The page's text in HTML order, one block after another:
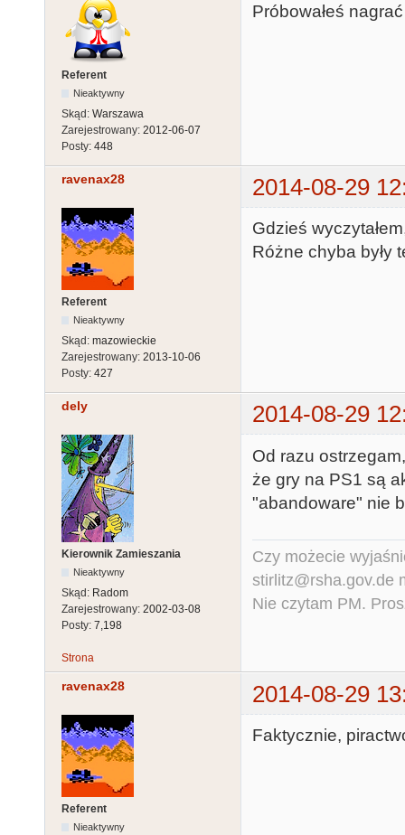
Referent
Nieaktywny
Skąd: Warszawa
Zarejestrowany: 2012-06-07
Posty: 448
Próbowałeś
ravenax28 2014-08-29
Referent
Nieaktywny
Skąd: mazowieckie
Zarejestrowany: 2013-10-06
Posty: 427
Gdzieś
Różne chyba były
dely 2014-08-29
Kierownik Zamieszania
Nieaktywny
Skąd: Radom
Zarejestrowany: 2002-03-08
Posty: 7,198
Od razu
że gry na PS1 są
"abandoware" nie
Czy możecie
stirlitz@rsha.gov.de
Nie czytam PM.
Strona
ravenax28 2014-08-29
Referent
Nieaktywny
Faktycznie,